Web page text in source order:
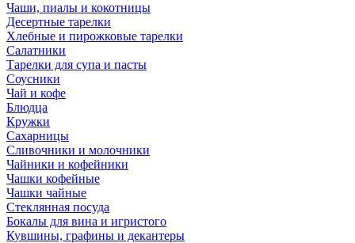
Чаши, пиалы и кокотницы
Десертные тарелки
Хлебные и пирожковые тарелки
Салатники
Тарелки для супа и пасты
Соусники
Чай и кофе
Блюдца
Кружки
Сахарницы
Сливочники и молочники
Чайники и кофейники
Чашки кофейные
Чашки чайные
Стеклянная посуда
Бокалы для вина и игристого
Кувшины, графины и декантеры